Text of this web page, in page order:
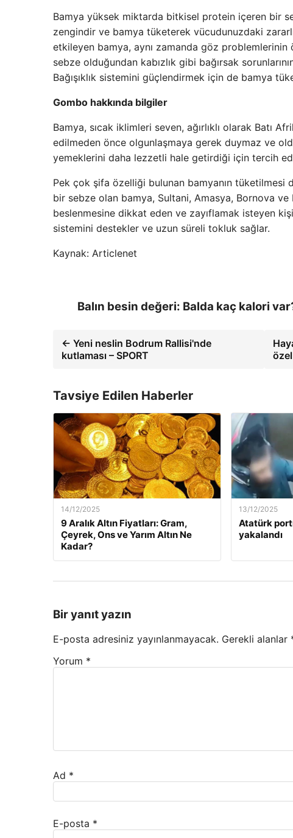
Bamya yüksek miktarda bitkisel protein içeren bir
zengindir ve bamya tüketerek vücudunuzdaki
etkileyen bamya, aynı zamanda göz problemlerinin
sebze olduğundan kabızlık gibi bağırsak
Bağışıklık sistemini güçlendirmek için de bamya
Gombo hakkında bilgiler
Bamya, sıcak iklimleri seven, ağırlıklı olarak Batı
edilmeden önce olgunlaşmaya gerek duymaz ve
yemeklerini daha lezzetli hale getirdiği için tercih
Pek çok şifa özelliği bulunan bamyanın
bir sebze olan bamya, Sultani, Amasya, Bornova ve
beslenmesine dikkat eden ve zayıflamak isteyen
sistemini destekler ve uzun süreli tokluk sağlar.
Kaynak: Articlenet
Balın besin değeri: Balda kaç kalori
← Yeni neslin Bodrum Rallisi'nde
kutlaması – SPORT
Tavsiye Edilen Haberler
14/12/2025
9 Aralık Altın Fiyatları: Gram,
Çeyrek, Ons ve Yarım Altın Ne
Kadar?
13/12/2025
Atatürk
yakalandı
Bir yanıt yazın
E-posta adresiniz yayınlanmayacak. Gerekli alanlar
Yorum *
Ad *
E-posta *